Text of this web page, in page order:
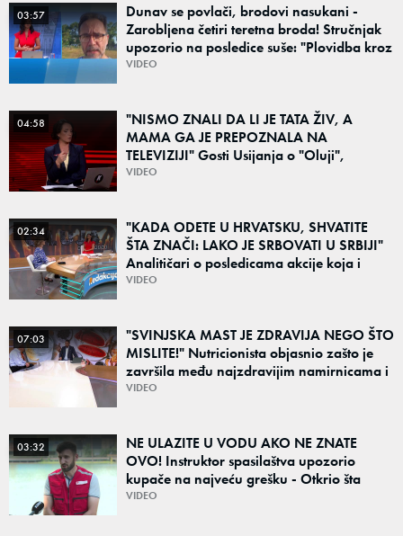
03:57
Dunav se povlači, brodovi nasukani -
Zarobljena četiri teretna broda! Stručnjak
upozorio na posledice suše: "Plovidba kroz
Srbiju je najmanji problem"
VIDEO
04:58
"NISMO ZNALI DA LI JE TATA ŽIV, A
MAMA GA JE PREPOZNALA NA
TELEVIZIJI" Gosti Usijanja o "Oluji",
egzodusu Srba i stravičnim svedočenjima
VIDEO
02:34
"KADA ODETE U HRVATSKU, SHVATITE
ŠTA ZNAČI: LAKO JE SRBOVATI U SRBIJI"
Analitičari o posledicama akcije koja i
danas deli region: "To su teške i bolne
VIDEO
07:03
"SVINJSKA MAST JE ZDRAVIJA NEGO ŠTO
MISLITE!" Nutricionista objasnio zašto je
završila među najzdravijim namirnicama i
šta obavezno jesti leti, a šta preskočiti
VIDEO
03:32
NE ULAZITE U VODU AKO NE ZNATE
OVO! Instruktor spasilaštva upozorio
kupače na najveću grešku - Otkrio šta
nikako ne bi smeli na svoju ruku da radimo
VIDEO